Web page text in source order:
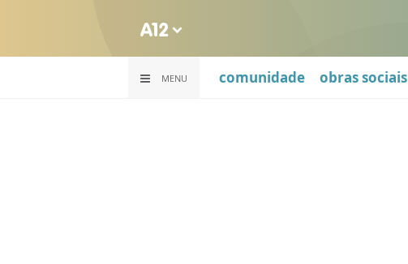
MENU comunidade obras sociais